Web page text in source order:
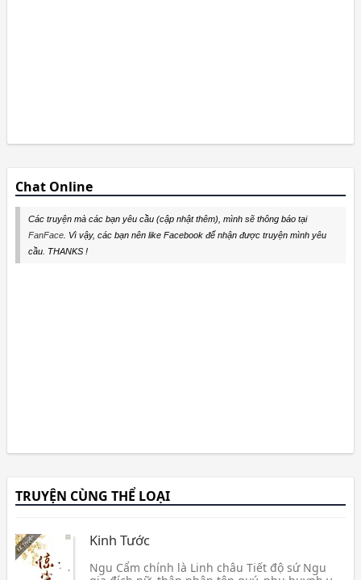
Chat Online
Các truyện mà các bạn yêu cầu (cập nhật thêm), mình sẽ thông báo tại
FanFace. Vì vậy, các bạn nên like Facebook để nhận được truyện mình yêu
cầu. THANKS !
TRUYỆN CÙNG THỂ LOẠI
Kinh Tước
Ngu Cẩm chính là Linh châu Tiết độ sứ Ngu